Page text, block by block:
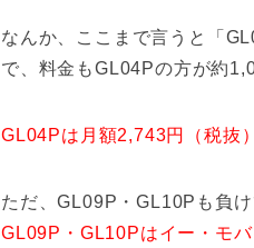
なんか、ここまで言うと「
で、料金もGL04Pの方が約
GL04Pは月額2,743円（税抜）
ただ、GL09P・GL10Pも負け
GL09P・GL10Pはイー・モ